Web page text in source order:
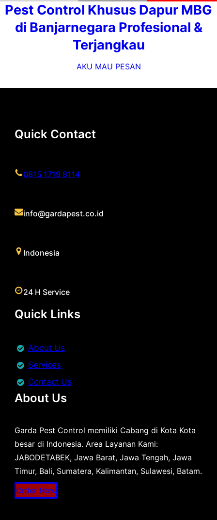
Pest Control Khusus Dapur MBG
di Banjarnegara Profesional &
Terjangkau
AKU MAU PESAN
Quick Contact
0815 1719 8114
info@gardapest.co.id
Indonesia
24 H Service
Quick Links
About Us
Services
Contact Us
About Us
Garda Pest Control memiliki Cabang di Kota Kota
besar di Indonesia. Area Layanan Kami:
JABODETABEK, Jawa Barat, Jawa Tengah, Jawa
Timur, Bali, Sumatera, Kalimantan, Sulawesi, Batam.
Order Now